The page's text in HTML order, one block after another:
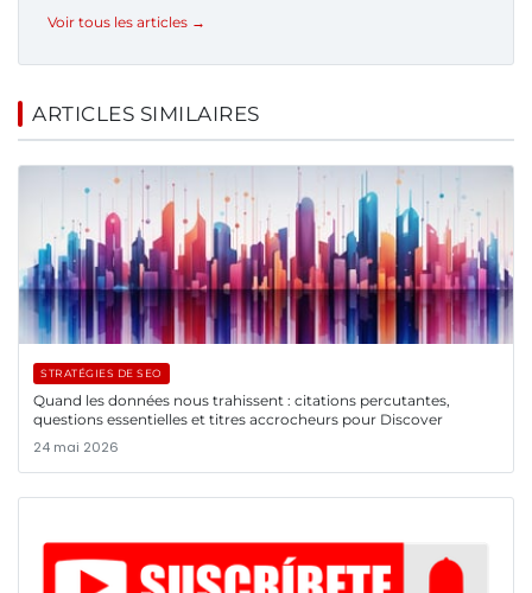
Voir tous les articles →
ARTICLES SIMILAIRES
STRATÉGIES DE SEO
Quand les données nous trahissent : citations percutantes,
questions essentielles et titres accrocheurs pour Discover
24 mai 2026